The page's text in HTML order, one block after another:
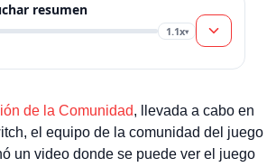
resumen
1.1x▾
de la Comunidad, llevada a cabo en
el equipo de la comunidad del juego
un video donde se puede ver el juego